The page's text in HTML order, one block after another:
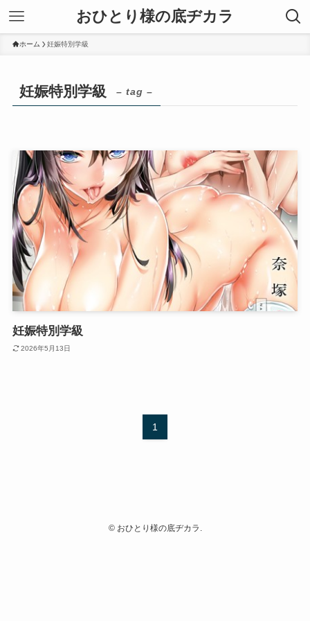
おひとり様の底ヂカラ
ホーム 妊娠特別学級
妊娠特別学級 – tag –
妊娠特別学級
2026年5月13日
1
©おひとり様の底ヂカラ.